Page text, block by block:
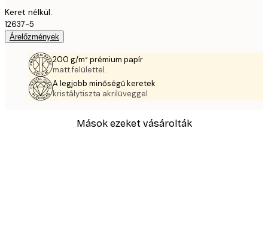
Keret nélkül.
12637-5
Árelőzmények
200 g/m² prémium papír
matt felülettel.
A legjobb minőségű keretek
kristálytiszta akrilüveggel
Mások ezeket vásárolták